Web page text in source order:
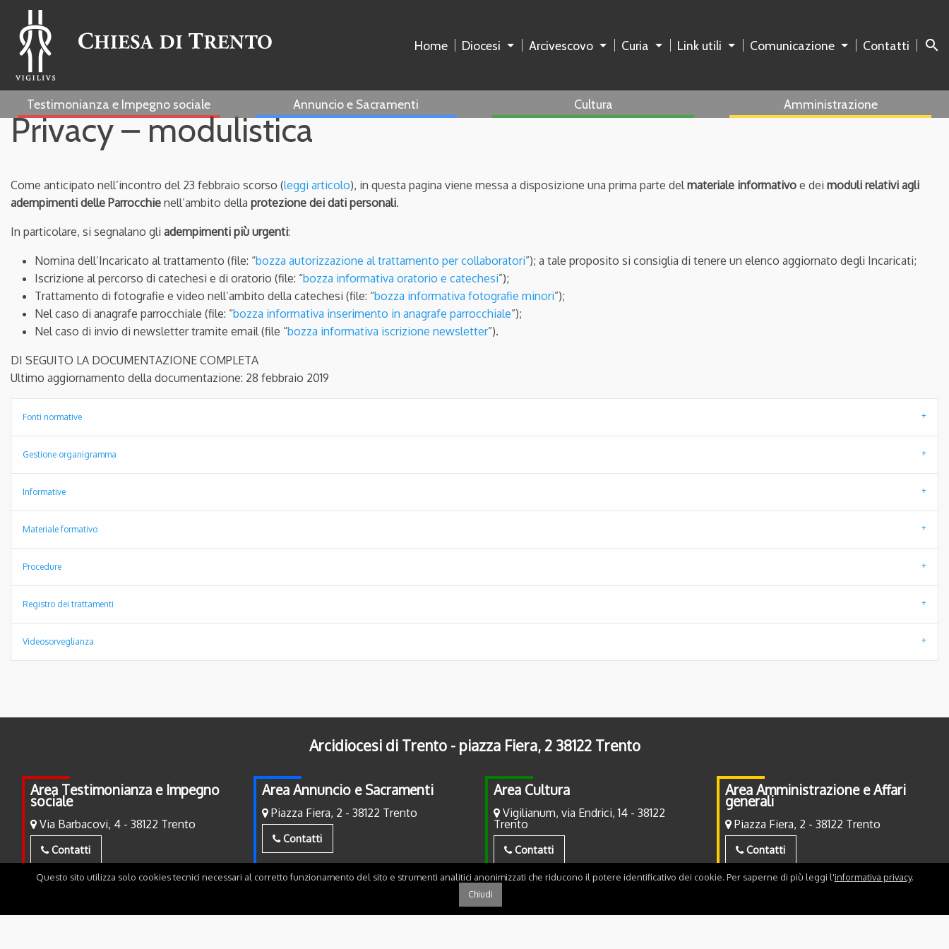
Home Diocesi Arcivescovo Curia Link utili Comunicazione Contatti search
Testimonianza e Impegno sociale Annuncio e Sacramenti Cultura Amministrazione
Privacy – modulistica
Come anticipato nell’incontro del 23 febbraio scorso (leggi articolo), in questa pagina viene messa a disposizione una prima parte delmateriale informativo e dei moduli relativi agli
adempimenti delle Parrocchie nell’ambito della protezione dei dati personali.
In particolare, si segnalano gli adempimenti più urgenti:
Nomina dell’Incaricato al trattamento (file: “bozza autorizzazione al trattamento per collaboratori”); a tale proposito si consiglia di tenere un elenco aggiornato degli Incaricati;
Iscrizione al percorso di catechesi e di oratorio (file: “bozza informativa oratorio e catechesi”);
Trattamento di fotografie e video nell’ambito della catechesi (file: “bozza informativa fotografie minori”);
Nel caso di anagrafe parrocchiale (file: “bozza informativa inserimento in anagrafe parrocchiale”);
Nel caso di invio di newsletter tramite email (file “bozza informativa iscrizione newsletter”).
DI SEGUITO LA DOCUMENTAZIONE COMPLETA
Ultimo aggiornamento della documentazione: 28 febbraio 2019
Fonti normative
Gestione organigramma
Informative
Materiale formativo
Procedure
Registro dei trattamenti
Videosorveglianza
Arcidiocesi di Trento - piazza Fiera, 2 38122 Trento
Area Testimonianza e Impegno
sociale
Via Barbacovi, 4 - 38122 Trento
Contatti
Area Annuncio e Sacramenti
Piazza Fiera, 2 - 38122 Trento
Contatti
Area Cultura
Vigilianum, via Endrici, 14 - 38122
Trento
Contatti
Area Amministrazione e Affari
generali
Piazza Fiera, 2 - 38122 Trento
Contatti
Questo sito utilizza solo cookies tecnici necessari al corretto funzionamento del sito e strumenti analitici anonimizzati che riducono il potere identificativo dei cookie. Per saperne di più leggi l'informativa privacy.
Chiudi